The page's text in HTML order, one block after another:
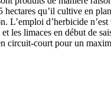
qu’il cultive en
d’herbicide
les limaces en début de
circuit-court pour un